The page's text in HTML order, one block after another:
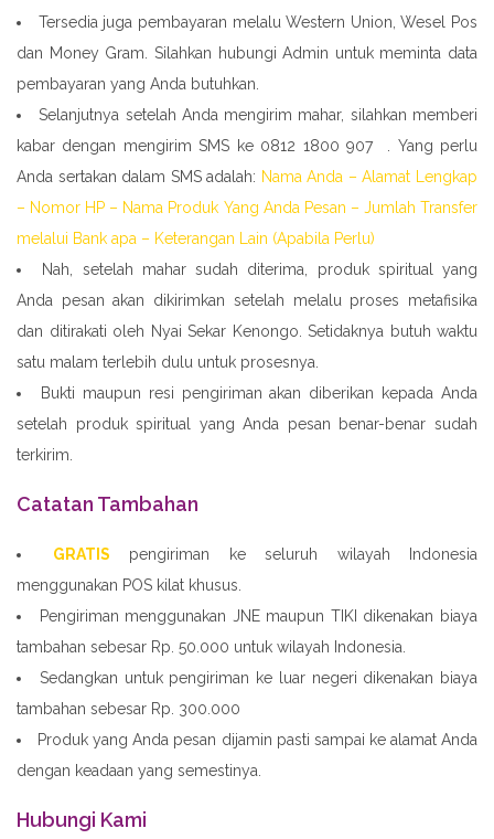
Tersedia juga pembayaran melalu Western Union, Wesel Pos
dan Money Gram. Silahkan hubungi Admin untuk meminta data
pembayaran yang Anda butuhkan.
Selanjutnya setelah Anda mengirim mahar, silahkan memberi
kabar dengan mengirim SMS ke 0812 1800 907 . Yang perlu
Anda sertakan dalam SMS adalah: Nama Anda – Alamat Lengkap
– Nomor HP – Nama Produk Yang Anda Pesan – Jumlah Transfer
melalui Bank apa – Keterangan Lain (Apabila Perlu)
Nah, setelah mahar sudah diterima, produk spiritual yang
Anda pesan akan dikirimkan setelah melalu proses metafisika
dan ditirakati oleh Nyai Sekar Kenongo. Setidaknya butuh waktu
satu malam terlebih dulu untuk prosesnya.
Bukti maupun resi pengiriman akan diberikan kepada Anda
setelah produk spiritual yang Anda pesan benar-benar sudah
terkirim.
Catatan Tambahan
GRATIS pengiriman ke seluruh wilayah Indonesia
menggunakan POS kilat khusus.
Pengiriman menggunakan JNE maupun TIKI dikenakan biaya
tambahan sebesar Rp. 50.000 untuk wilayah Indonesia.
Sedangkan untuk pengiriman ke luar negeri dikenakan biaya
tambahan sebesar Rp. 300.000
Produk yang Anda pesan dijamin pasti sampai ke alamat Anda
dengan keadaan yang semestinya.
Hubungi Kami